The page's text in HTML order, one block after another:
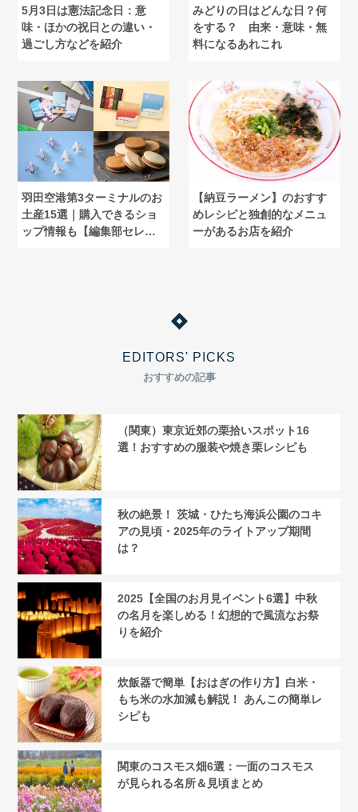
5月3日は憲法記念日：意
味・ほかの祝日との違い・
過ごし方などを紹介
みどりの日はどんな日？何
をする？ 由来・意味・無
料になるあれこれ
羽田空港第3ターミナルのお
土産15選｜購入できるショ
ップ情報も【編集部セレク
【納豆ラーメン】のおすす
めレシピと独創的なメニュ
ーがあるお店を紹介
EDITORS' PICKS
おすすめの記事
（関東）東京近郊の栗拾いスポット16
選！おすすめの服装や焼き栗レシピも
秋の絶景！ 茨城・ひたち海浜公園のコキ
アの見頃・2025年のライトアップ期間
は？
2025【全国のお月見イベント6選】中秋
の名月を楽しめる！幻想的で風流なお祭
りを紹介
炊飯器で簡単【おはぎの作り方】白米・
もち米の水加減も解説！ あんこの簡単レ
シピも
関東のコスモス畑6選：一面のコスモス
が見られる名所＆見頃まとめ